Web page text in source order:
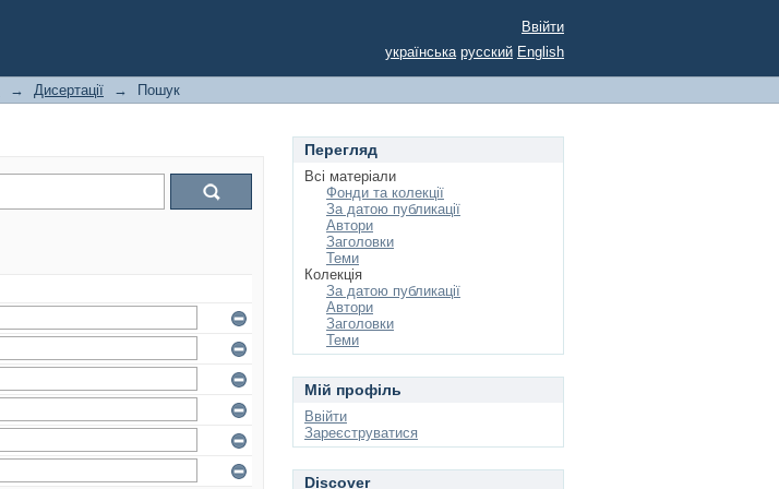
Ввійти
українська русский English
→ Дисертації → Пошук
Перегляд
Всі матеріали
Фонди та колекції
За датою публикації
Автори
Заголовки
Теми
Колекція
За датою публикації
Автори
Заголовки
Теми
Мій профіль
Ввійти
Зареєструватися
Discover